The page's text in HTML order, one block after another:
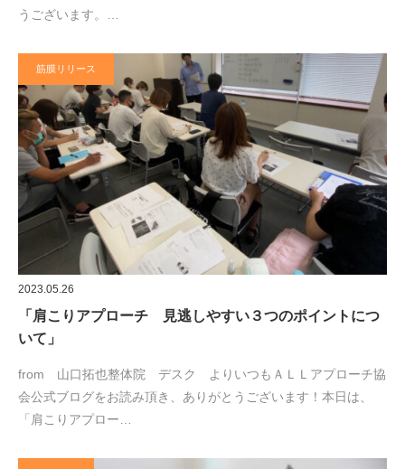
うございます。…
筋膜リリース
2023.05.26
「肩こりアプローチ 見逃しやすい３つのポイントにつ
いて」
from 山口拓也整体院 デスク よりいつもＡＬＬアプローチ協
会公式ブログをお読み頂き、ありがとうございます！本日は、
「肩こりアプロー…